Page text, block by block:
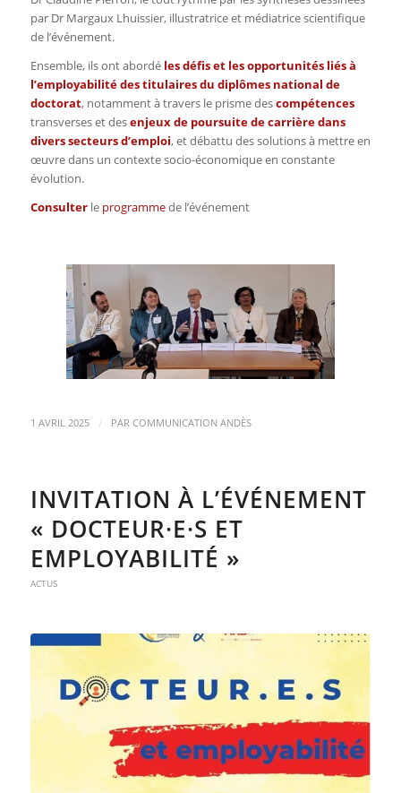
par Dr Margaux Lhuissier, illustratrice et médiatrice scientifique
de l’événement.
Ensemble, ils ont abordé les défis et les opportunités liés à
l’employabilité des titulaires du diplômes national de
doctorat, notamment à travers le prisme descompétences
transverses et desenjeux de poursuite de carrièredans
divers secteurs d’emploi, et débattu des solutions à mettre en
œuvre dans un contexte socio-économique en constante
évolution.
Consulter le programmede l’événement
1 AVRIL 2025 / PAR COMMUNICATION ANDÈS
INVITATION À L’ÉVÉNEMENT
« DOCTEUR·E·S ET
EMPLOYABILITÉ »
ACTUS